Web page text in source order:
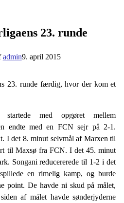
23. runde
admin9. april 2015
23. runde færdig, hvor der kom et
startede med opgøret mellem
endte med en FCN sejr på 2-1.
I det 8. minut selvmål af Marxen til
til Maxsø fra FCN. I det 45. minut
Songani reducererede til 1-2 i det
en rimelig kamp, og burde
point. De havde ni skud på målet,
af målet havde sønderjyderne